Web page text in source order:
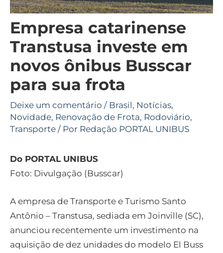
Empresa catarinense
Transtusa investe em
novos ônibus Busscar
para sua frota
Deixe um comentário / Brasil, Notícias,
Novidade, Renovação de Frota, Rodoviário,
Transporte / Por Redação PORTAL UNIBUS
Do PORTAL UNIBUS
Foto: Divulgação (Busscar)
A empresa de Transporte e Turismo Santo
Antônio – Transtusa, sediada em Joinville (SC),
anunciou recentemente um investimento na
aquisição de dez unidades do modelo El Buss